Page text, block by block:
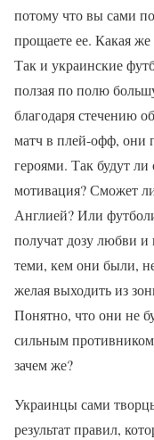
потому что вы сами
прощаете ее. Какая же
Так и украинские
ползая по полю
благодаря стечению
матч в плей-офф, они
героями. Так будут
мотивация? Сможет
Англией? Или
получат дозу любви и
теми, кем они были,
желая выходить из
Понятно, что они не
сильным
зачем же?
Украинцы сами
результат правил,